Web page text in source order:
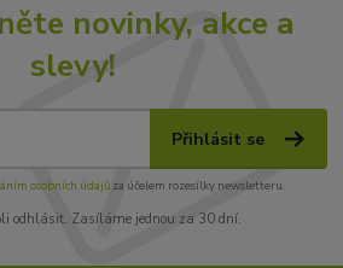
novinky, akce a
slevy!
Přihlásit se
osobních údajůza účelem rozesílky newsletteru.
odhlásit. Zasíláme jednou za 30 dní.